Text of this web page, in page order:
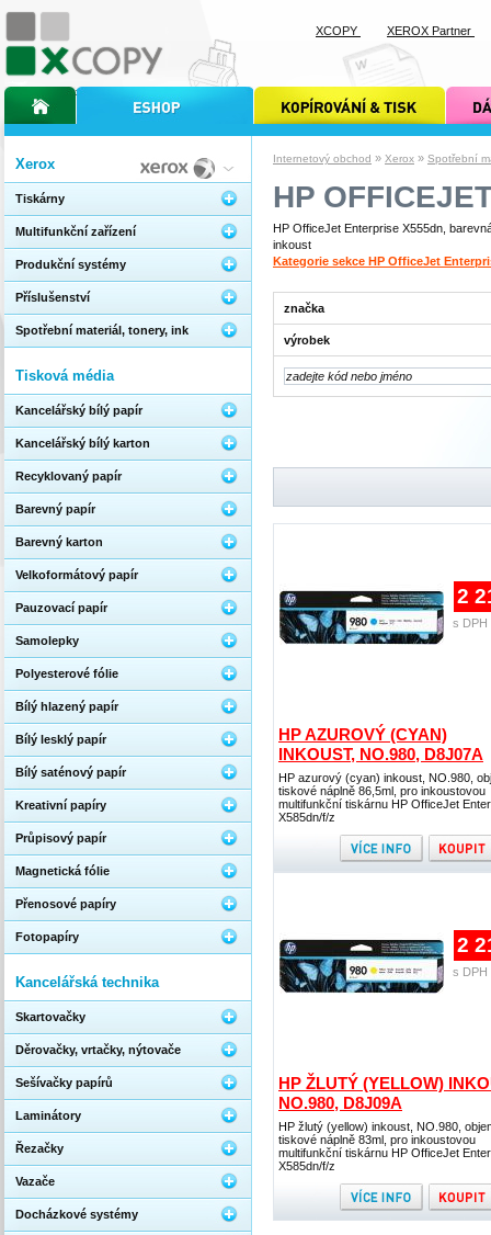
Internetový obchod » Xerox » Spotřební
HP
HP OfficeJet Enterprise X555dn,
inkoust
Kategorie sekce HP OfficeJet
značka
výrobek
HP AZUROVÝ (CYAN)
INKOUST, NO.980, D8J07A
HP azurový (cyan) inkoust, NO.980,
tiskové náplně 86,5ml, pro inkoustovou
multifunkční tiskárnu HP OfficeJet
X585dn/f/z
2
s DPH
HP ŽLUTÝ (YELLOW)
NO.980, D8J09A
HP žlutý (yellow) inkoust, NO.980,
tiskové náplně 83ml, pro inkoustovou
multifunkční tiskárnu HP OfficeJet
X585dn/f/z
2
s DPH
Xerox
Tiskárny
Multifunkční zařízení
Produkční systémy
Příslušenství
Spotřební materiál, tonery, ink
Tisková média
Kancelářský bílý papír
Kancelářský bílý karton
Recyklovaný papír
Barevný papír
Barevný karton
Velkoformátový papír
Pauzovací papír
Samolepky
Polyesterové fólie
Bílý hlazený papír
Bílý lesklý papír
Bílý saténový papír
Kreativní papíry
Průpisový papír
Magnetická fólie
Přenosové papíry
Fotopapíry
Kancelářská technika
Skartovačky
Děrovačky, vrtačky, nýtovače
Sešívačky papírů
Laminátory
Řezačky
Vazače
Docházkové systémy
úvodní stránka xcopyinternetový obchod xcopy kopírování a tisk xcopy dárkové
XCOPY XEROX Partner